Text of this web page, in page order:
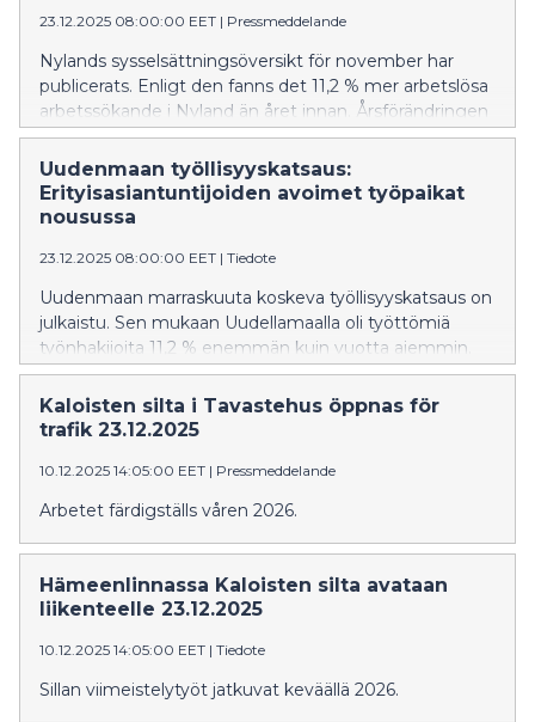
23.12.2025 08:00:00 EET | Pressmeddelande
Nylands sysselsättningsöversikt för november har
publicerats. Enligt den fanns det 11,2 % mer arbetslösa
arbetssökande i Nyland än året innan. Årsförändringen
för hela landet var 9 %. Antalet permitterade fortsatte
att minska i både Nyland och hela landet.
Uudenmaan työllisyyskatsaus:
Erityisasiantuntijoiden avoimet työpaikat
nousussa
23.12.2025 08:00:00 EET | Tiedote
Uudenmaan marraskuuta koskeva työllisyyskatsaus on
julkaistu. Sen mukaan Uudellamaalla oli työttömiä
työnhakijoita 11,2 % enemmän kuin vuotta aiemmin.
Koko maan vuosimuutos oli 9 %. Lomautettujen
määrä jatkoi laskua niin Uudellamaalla kuin koko
maassakin.
Kaloisten silta i Tavastehus öppnas för
trafik 23.12.2025
10.12.2025 14:05:00 EET | Pressmeddelande
Arbetet färdigställs våren 2026.
Hämeenlinnassa Kaloisten silta avataan
liikenteelle 23.12.2025
10.12.2025 14:05:00 EET | Tiedote
Sillan viimeistelytyöt jatkuvat keväällä 2026.